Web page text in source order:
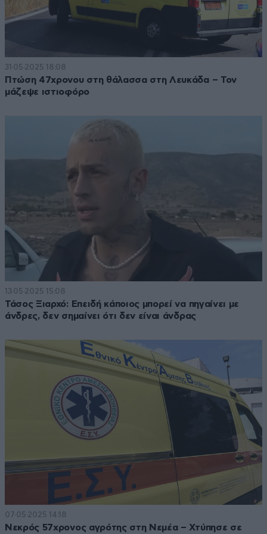
31·05·2025 18:08
Πτώση 47χρονου στη θάλασσα στη Λευκάδα – Τον
μάζεψε ιστιοφόρο
13·05·2025 15:08
Τάσος Ξιαρχό: Επειδή κάποιος μπορεί να πηγαίνει με
άνδρες, δεν σημαίνει ότι δεν είναι άνδρας
07·05·2025 14:18
Νεκρός 57χρονος αγρότης στη Νεμέα – Χτύπησε σε